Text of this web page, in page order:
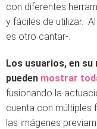
con diferentes
y fáciles de utilizar.
es otro cantar-.
Los usuarios, en
pueden mostrar
fusionando la
cuenta con
las imágenes